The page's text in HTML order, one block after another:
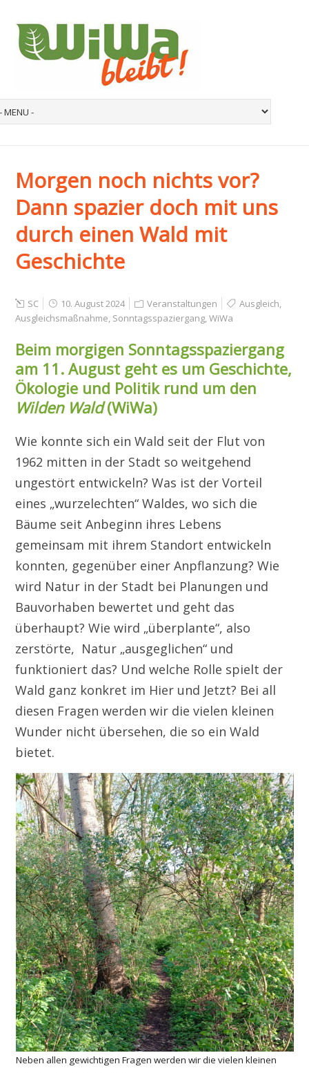
Morgen noch nichts vor?
Dann spazier doch mit uns
durch einen Wald mit
Geschichte
SC 10. August 2024 Veranstaltungen Ausgleich,
Ausgleichsmaßnahme, Sonntagsspaziergang,WiWa
Beim morgigen Sonntagsspaziergang
am 11. August geht es um Geschichte,
Ökologie und Politik rund um den
Wilden Wald(WiWa)
Wie konnte sich ein Wald seit der Flut von
1962 mitten in der Stadt so weitgehend
ungestört entwickeln? Was ist der Vorteil
eines „wurzelechten“ Waldes, wo sich die
Bäume seit Anbeginn ihres Lebens
gemeinsam mit ihrem Standort entwickeln
konnten, gegenüber einer Anpflanzung? Wie
wird Natur in der Stadt bei Planungen und
Bauvorhaben bewertet und geht das
überhaupt? Wie wird „überplante“, also
zerstörte, Natur „ausgeglichen“ und
funktioniert das? Und welche Rolle spielt der
Wald ganz konkret im Hier und Jetzt? Bei all
diesen Fragen werden wir die vielen kleinen
Wunder nicht übersehen, die so ein Wald
bietet.
Neben allen gewichtigen Fragen werden wir die vielen kleinen